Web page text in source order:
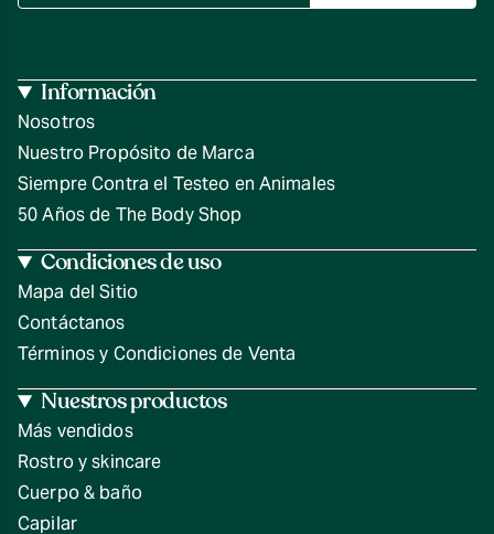
Información
Nosotros
Nuestro Propósito de Marca
Siempre Contra el Testeo en Animales
50 Años de The Body Shop
Condiciones de uso
Mapa del Sitio
Contáctanos
Términos y Condiciones de Venta
Nuestros productos
Más vendidos
Rostro y skincare
Cuerpo & baño
Capilar